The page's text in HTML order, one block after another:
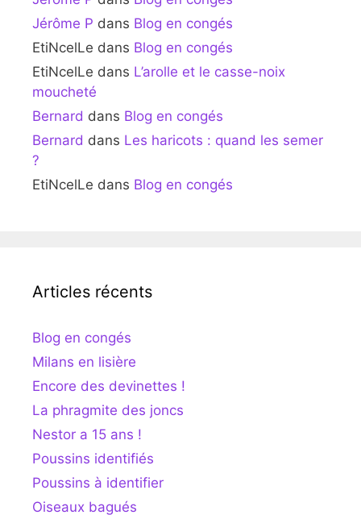
Jérôme P dans Blog en congés
EtiNcelLe dans Blog en congés
EtiNcelLe dans L’arolle et le casse-noix
moucheté
Bernard dans Blog en congés
Bernard dans Les haricots : quand les semer
?
EtiNcelLe dans Blog en congés
Articles récents
Blog en congés
Milans en lisière
Encore des devinettes !
La phragmite des joncs
Nestor a 15 ans !
Poussins identifiés
Poussins à identifier
Oiseaux bagués